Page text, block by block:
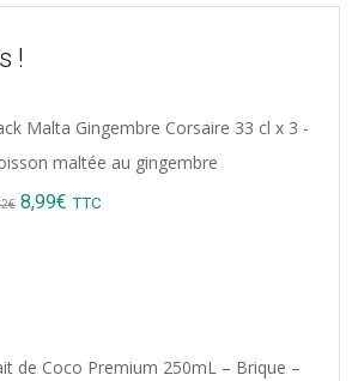
!
Malta Gingembre Corsaire 33 cl x 3 -
maltée au gingembre
€ Original
8,99€ Current
TTC
de Coco Premium 250mL – Brique –